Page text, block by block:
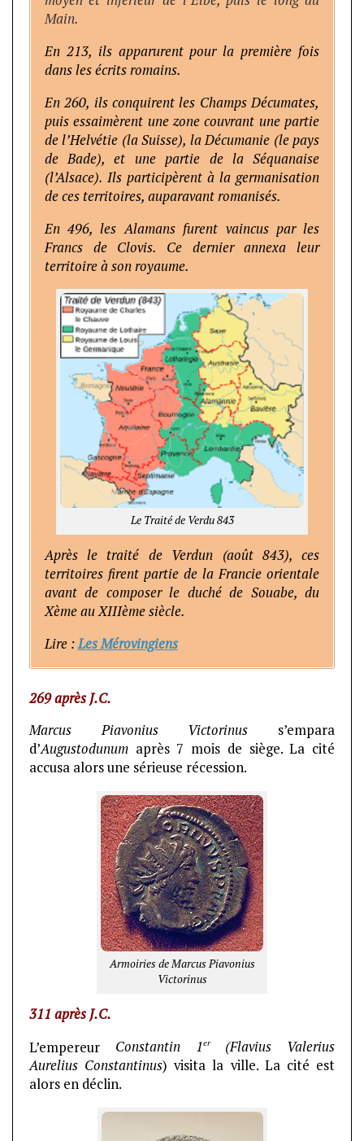
Main.
En 213, ils apparurent pour la première fois
dans les écrits romains.
En 260, ils conquirent les Champs Décumates,
puis essaimèrent une zone couvrant une partie
de l’Helvétie (la Suisse), la Décumanie (le pays
de Bade), et une partie de la Séquanaise
(l’Alsace). Ils participèrent à la germanisation
de ces territoires, auparavant romanisés.
En 496, les Alamans furent vaincus par les
Francs de Clovis. Ce dernier annexa leur
territoire à son royaume.
Le Traité de Verdu 843
Après le traité de Verdun (août 843), ces
territoires firent partie de la Francie orientale
avant de composer le duché de Souabe, du
Xème au XIIIème siècle.
Lire :Les Mérovingiens
269 après J.C.
Marcus Piavonius Victorinus s’empara
d’Augustodunum après 7 mois de siège. La cité
accusa alors une sérieuse récession.
Armoiries de Marcus Piavonius
Victorinus
311 après J.C.
L’empereur Constantin 1er(Flavius Valerius
Aurelius Constantinus) visita la ville. La cité est
alors en déclin.